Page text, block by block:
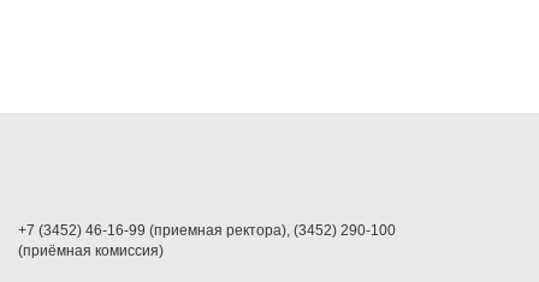
+7 (3452) 46-16-99 (приемная ректора), (3452) 290-100
(приёмная комиссия)